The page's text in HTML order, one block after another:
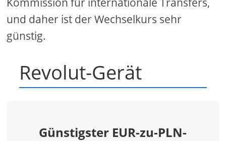
und daher ist der Wechselkurs sehr
günstig.
Revolut-Gerät
Günstigster EUR-zu-PLN-